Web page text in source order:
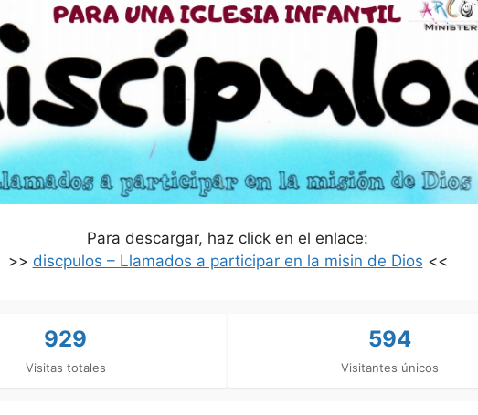
Para descargar, haz click en el enlace:
>> discpulos – Llamados a participar en la misin de Dios <<
929
Visitas totales
594
Visitantes únicos